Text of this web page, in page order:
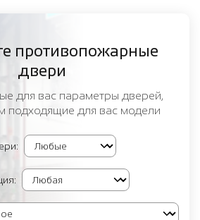
противопожарные
двери
для вас параметры дверей,
подходящие для вас модели